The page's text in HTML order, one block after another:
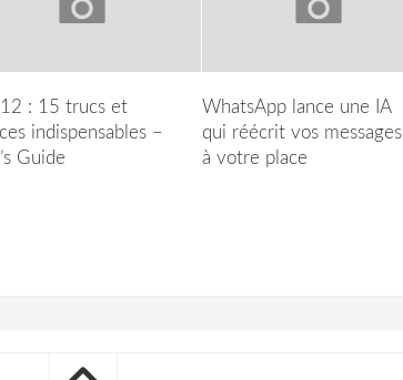
: 15 trucs et
indispensables –
Guide
WhatsApp lance une IA
qui réécrit vos messages
à votre place